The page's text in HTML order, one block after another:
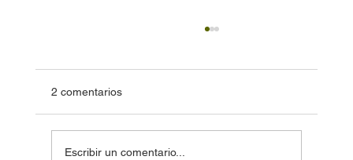
2 comentarios
Escribir un comentario...